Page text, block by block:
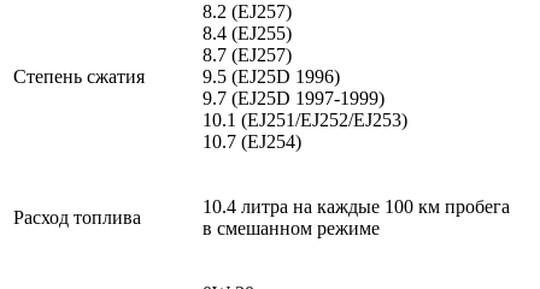
Степень сжатия
8.2 (EJ257)
8.4 (EJ255)
8.7 (EJ257)
9.5 (EJ25D 1996)
9.7 (EJ25D 1997-1999)
10.1 (EJ251/EJ252/EJ253)
10.7 (EJ254)
Расход топлива
10.4 литра на каждые 100 км пробега
в смешанном режиме